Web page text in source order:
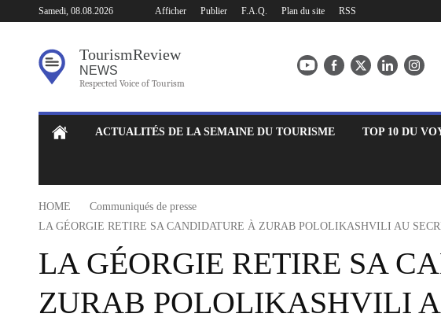
Samedi, 08.08.2026 Afficher Publier F.A.Q. Plan du site RSS
TourismReview
NEWS
Respected Voice of Tourism
ACTUALITÉS DE LA SEMAINE DU TOURISME TOP 10 DU
HOME
Communiqués de presse
LA GÉORGIE RETIRE SA CANDIDATURE À ZURAB POLOLIKASHVILI AU
LA GÉORGIE RETIRE SA
ZURAB POLOLIKASHVILI